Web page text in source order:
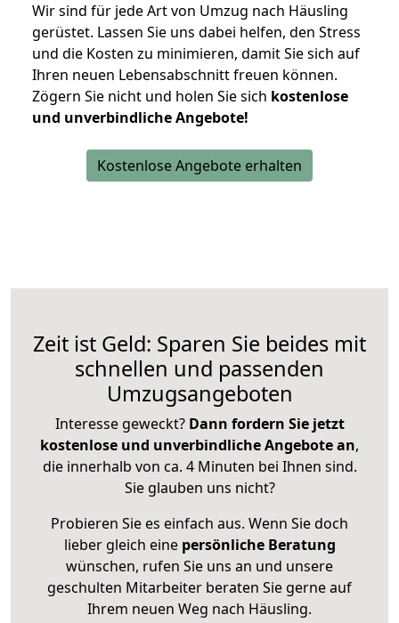
Wir sind für jede Art von Umzug nach Häusling
gerüstet. Lassen Sie uns dabei helfen, den Stress
und die Kosten zu minimieren, damit Sie sich auf
Ihren neuen Lebensabschnitt freuen können.
Zögern Sie nicht und holen Sie sich kostenlose
und unverbindliche Angebote!
Kostenlose Angebote erhalten
Zeit ist Geld: Sparen Sie beides mit
schnellen und passenden
Umzugsangeboten
Interesse geweckt? Dann fordern Sie jetzt
kostenlose und unverbindliche Angebote an,
die innerhalb von ca. 4 Minuten bei Ihnen sind.
Sie glauben uns nicht?
Probieren Sie es einfach aus. Wenn Sie doch
lieber gleich eine persönliche Beratung
wünschen, rufen Sie uns an und unsere
geschulten Mitarbeiter beraten Sie gerne auf
Ihrem neuen Weg nach Häusling.